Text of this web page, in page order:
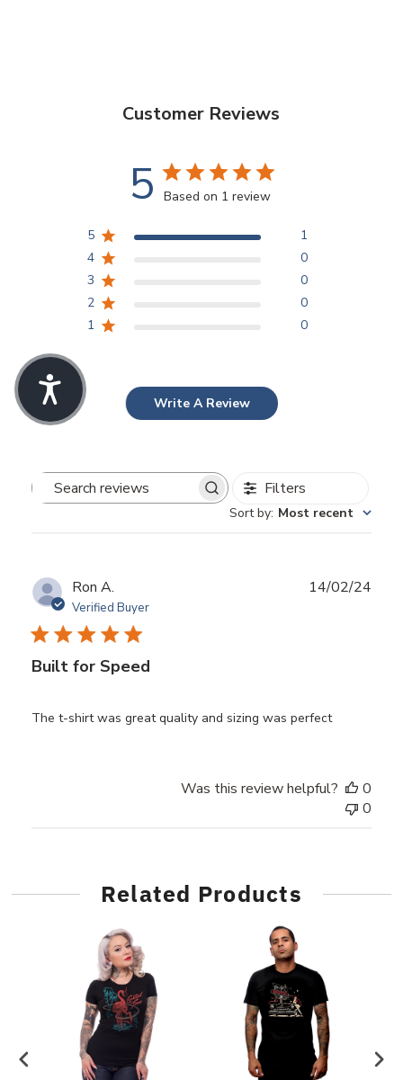
Customer Reviews
5 Based on 1 review
5
1
4
0
3
0
2
0
1
0
Write A Review
Search
Filters
Sort by: Most recent
Ron A.
Verified Buyer
Built for Speed
The t-shirt was great quality and sizing was perfect
14/02/24
Was this review helpful?
0
0
Related Products